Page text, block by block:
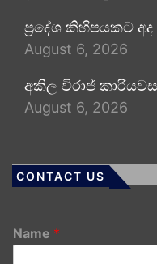
ප්‍රදේශ කිහිපයකට
August 6, 2026
අකිල විරාජ්
August 6, 2026
CONTACT US
Name *